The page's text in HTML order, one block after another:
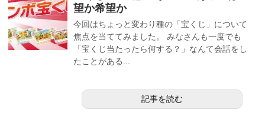
望か希望か
今回はちょっと変わり種の「宝くじ」について
焦点を当ててみました。 みなさんも一度でも
「宝くじ当たったら何する？」なんて会話をし
たことがある...
記事を読む